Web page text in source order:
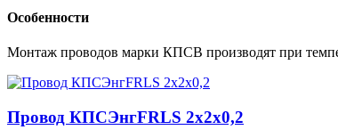
Особенности
Монтаж проводов марки КПСВ производят при
Провод КПСЭнгFRLS 2х2х0,2